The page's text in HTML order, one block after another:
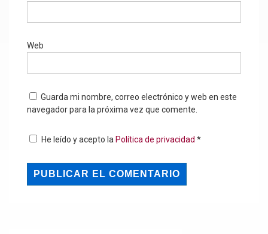
Web
Guarda mi nombre, correo electrónico y web en este
navegador para la próxima vez que comente.
He leído y acepto la Política de privacidad *